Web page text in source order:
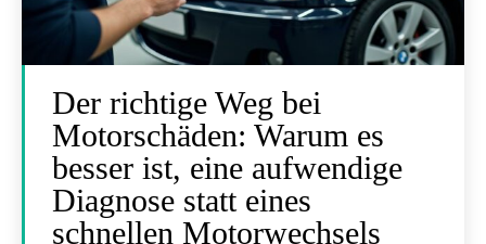
Der richtige Weg bei
Motorschäden: Warum es
besser ist, eine aufwendige
Diagnose statt eines
schnellen Motorwechsels